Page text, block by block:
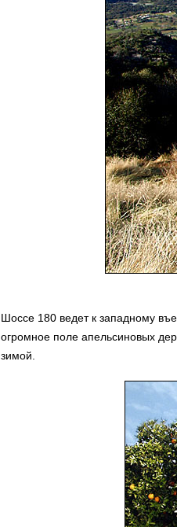
Шоссе 180 ведет к западному
огромное поле апельсиновых
зимой.